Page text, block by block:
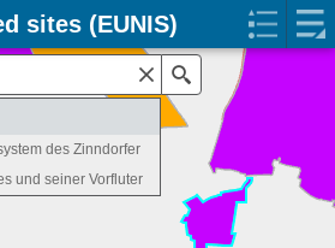
Search
des Zinndorfer
und seiner Vorfluter
sites (EUNIS)